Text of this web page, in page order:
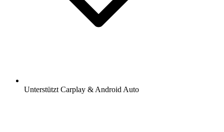
Unterstützt Carplay & Android Auto